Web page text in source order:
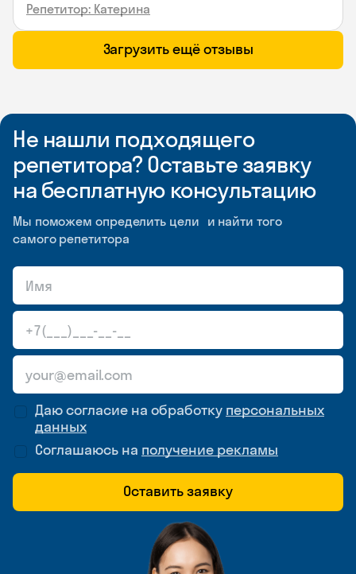
Репетитор: Катерина
Загрузить ещё отзывы
Не нашли подходящего
репетитора? Оставьте заявку
на бесплатную консультацию
Мы поможем определить цели и найти того
самого репетитора
Даю согласие на обработку персональных
данных
Соглашаюсь на получение рекламы
Оставить заявку